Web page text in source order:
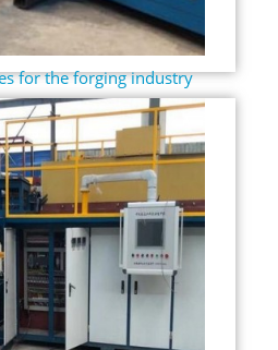
for the forging industry